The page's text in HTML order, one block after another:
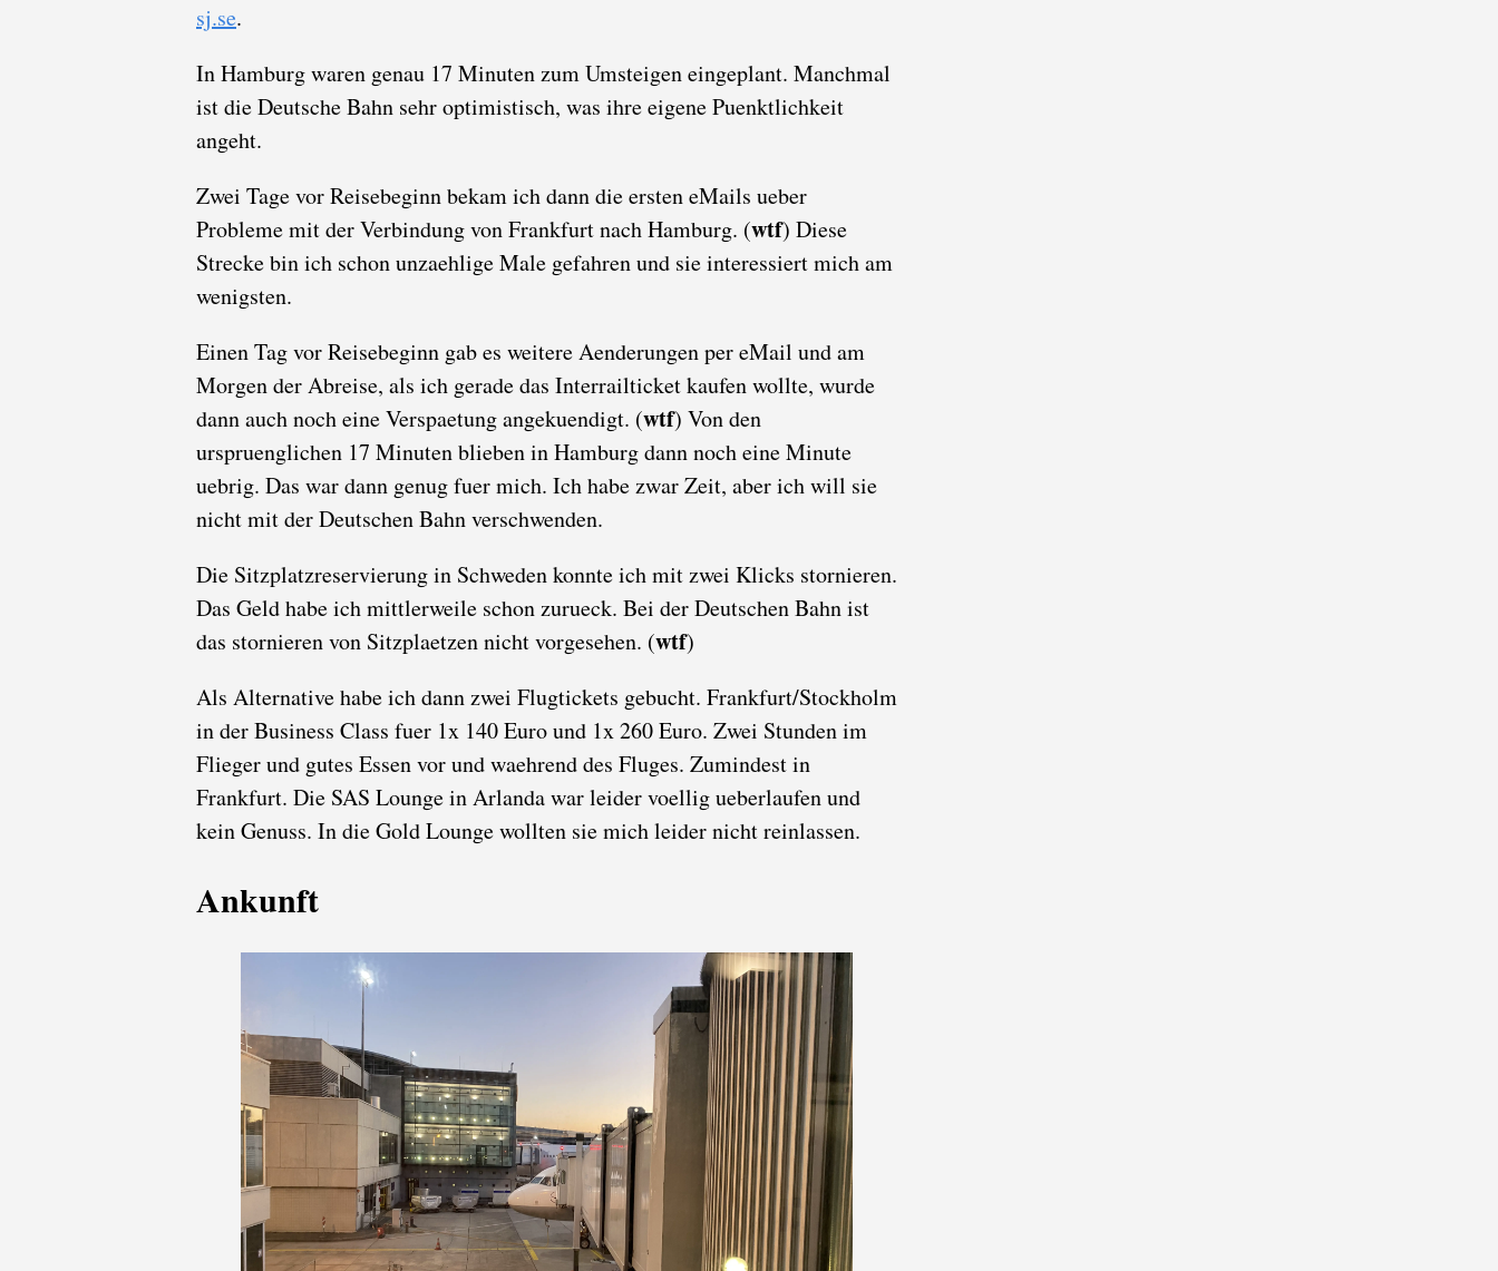
sj.se.
In Hamburg waren genau 17 Minuten zum Umsteigen eingeplant. Manchmal
ist die Deutsche Bahn sehr optimistisch, was ihre eigene Puenktlichkeit
angeht.
Zwei Tage vor Reisebeginn bekam ich dann die ersten eMails ueber
Probleme mit der Verbindung von Frankfurt nach Hamburg. (wtf) Diese
Strecke bin ich schon unzaehlige Male gefahren und sie interessiert mich am
wenigsten.
Einen Tag vor Reisebeginn gab es weitere Aenderungen per eMail und am
Morgen der Abreise, als ich gerade das Interrailticket kaufen wollte, wurde
dann auch noch eine Verspaetung angekuendigt. (wtf) Von den
urspruenglichen 17 Minuten blieben in Hamburg dann noch eine Minute
uebrig. Das war dann genug fuer mich. Ich habe zwar Zeit, aber ich will sie
nicht mit der Deutschen Bahn verschwenden.
Die Sitzplatzreservierung in Schweden konnte ich mit zwei Klicks stornieren.
Das Geld habe ich mittlerweile schon zurueck. Bei der Deutschen Bahn ist
das stornieren von Sitzplaetzen nicht vorgesehen. (wtf)
Als Alternative habe ich dann zwei Flugtickets gebucht. Frankfurt/Stockholm
in der Business Class fuer 1x 140 Euro und 1x 260 Euro. Zwei Stunden im
Flieger und gutes Essen vor und waehrend des Fluges. Zumindest in
Frankfurt. Die SAS Lounge in Arlanda war leider voellig ueberlaufen und
kein Genuss. In die Gold Lounge wollten sie mich leider nicht reinlassen.
Ankunft